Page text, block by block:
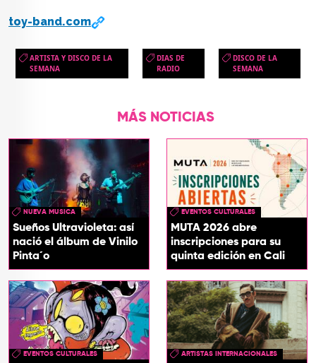
toy-band.com
ARTISTA Y DISCO DE LA
SEMANA
DIAS DE
RADIO
DISCO DE LA
SEMANA
MÁS NOTICIAS
NUEVA MUSICA
Sueños Ultravioleta: así
nació el álbum de Vinilo
Pinta´o
EVENTOS CULTURALES
MUTA 2026 abre
inscripciones para su
quinta edición en Cali
EVENTOS CULTURALES ARTISTAS INTERNACIONALES